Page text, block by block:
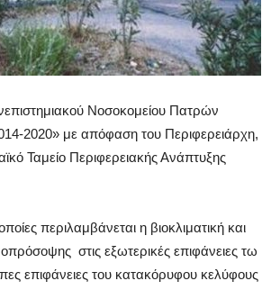
Νοσοκομείου Πατρών
2020» με απόφαση του Περιφερειάρχη,
Ταμείο Περιφερειακής Ανάπτυξης
περιλαμβάνεται η βιοκλιματική και
στις εξωτερικές επιφάνειες τω
επιφάνειες του κατακόρυφου κελύφους